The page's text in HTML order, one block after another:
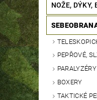
NOŽE, DÝKY,
PEPŘOVÉ,
PARALYZÉRY
BOXERY
TAKTICKÉ